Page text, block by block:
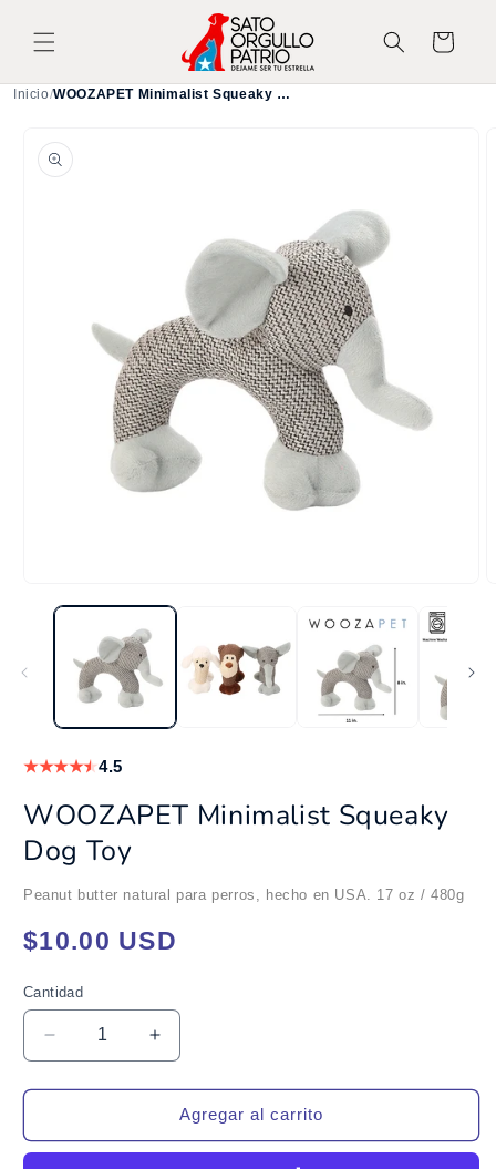
al contenido
Carrito
Inicio/ WOOZAPET Minimalist Squeaky Dog Toy
a la
información
elemento
una
★★★★★4.5
WOOZAPET Minimalist Squeaky
Dog Toy
Peanut butter natural para perros, hecho en USA. 17 oz / 480g
Precio
$10.00 USD
Cantidad
Cantidad
Reducir
cantidad
para
Minimalist
Aumentar
cantidad
para
WOOZAPET
Minimalist
Agregar al carrito